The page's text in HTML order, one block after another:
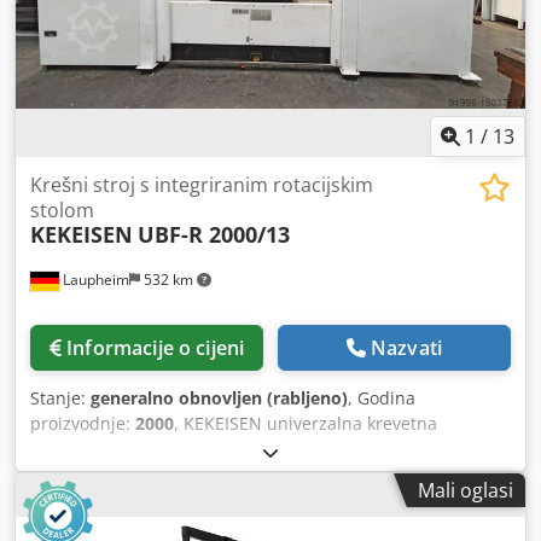
1 / 13
Laupheim 532 km
Krešni stroj s integriranim rotacijskim
stolom
KEKEISEN UBF-R 2000/13
Informacije o cijeni Nazvati
Stanje: generalno obnovljen (rabljeno), Godina
proizvodnje: 2000, KEKEISEN univerzalna krevetna
glodalica UBF-R 2000/13, Stroj br. F42460; Godina
proizvodnje 2000 dobro očuvan, u vrlo dobrom stanju,
mehanički remontovan 2023 Dodjrm Sigspfx Akkokr 2-osna
univerzalna glava automatski podesiva, sa zaključavanjem
Mali oglasi